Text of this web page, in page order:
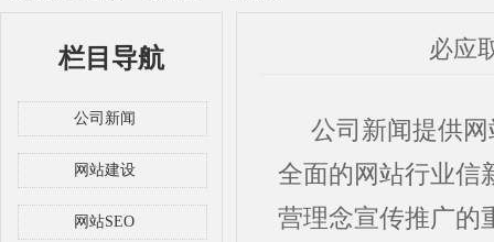
栏目导航
公司新闻
网站建设
网站SEO
必应
公司新闻提供网
全面的网站行业信
营理念宣传推广的